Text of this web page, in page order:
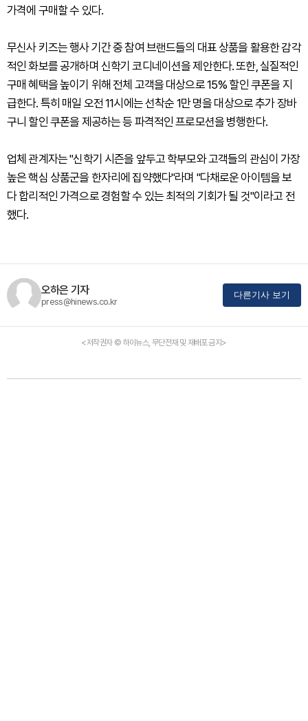
가격에 구매할 수 있다.
무신사 키즈는 행사 기간 중 참여 브랜드들의 대표 상품을 활용한 감각
적인 화보를 공개하며 신학기 코디네이션을 제안한다. 또한, 실질적인
구매 혜택을 높이기 위해 전체 고객을 대상으로 15% 할인 쿠폰을 지
급한다. 특히 매일 오전 11시에는 선착순 1만 명을 대상으로 추가 장바
구니 할인 쿠폰을 제공하는 등 파격적인 프로모션을 병행한다.
업체 관계자는 "신학기 시즌을 앞두고 학부모와 고객들의 관심이 가장
높은 핵심 상품군을 한자리에 집약했다"라며 "다채로운 아이템을 보
다 합리적인 가격으로 경험할 수 있는 최적의 기회가 될 것"이라고 전
했다.
오하은 기자
press@hinews.co.kr
다른기사 보기
<저작권자 © 하이뉴스, 무단전재 및 재배포 금지>